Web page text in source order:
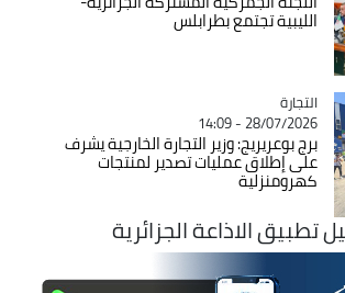
الليبية تجتمع بطرابلس
Catégorie
التجارة
28/07/2026 - 14:09
برج بوعريريج: وزير التجارة الخارجية يشرف
على إطلاق عمليات تصدير لمنتجات
كهرومنزلية
الاذاعة الجزائرية